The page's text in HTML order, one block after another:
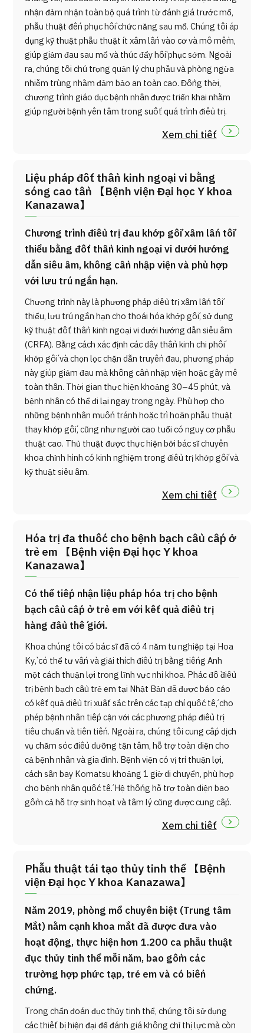
nhận đảm nhận toàn bộ quá trình từ đánh giá trước mổ,
phẫu thuật đến phục hồi chức năng sau mổ. Chúng tôi áp
dụng kỹ thuật phẫu thuật ít xâm lấn vào cơ và mô mềm,
giúp giảm đau sau mổ và thúc đẩy hồi phục sớm. Ngoài
ra, chúng tôi chú trọng quản lý chu phẫu và phòng ngừa
nhiễm trùng nhằm đảm bảo an toàn cao. Đồng thời,
chương trình giáo dục bệnh nhân được triển khai nhằm
giúp người bệnh yên tâm trong suốt quá trình điều trị.
Xem chi tiết
Liệu pháp đốt thần kinh ngoại vi bằng
sóng cao tần 【Bệnh viện Đại học Y khoa
Kanazawa】
Chương trình điều trị đau khớp gối xâm lấn tối
thiểu bằng đốt thần kinh ngoại vi dưới hướng
dẫn siêu âm, không cần nhập viện và phù hợp
với lưu trú ngắn hạn.
Chương trình này là phương pháp điều trị xâm lấn tối
thiểu, lưu trú ngắn hạn cho thoái hóa khớp gối, sử dụng
kỹ thuật đốt thần kinh ngoại vi dưới hướng dẫn siêu âm
(CRFA). Bằng cách xác định các dây thần kinh chi phối
khớp gối và chọn lọc chặn dẫn truyền đau, phương pháp
này giúp giảm đau mà không cần nhập viện hoặc gây mê
toàn thân. Thời gian thực hiện khoảng 30–45 phút, và
bệnh nhân có thể đi lại ngay trong ngày. Phù hợp cho
những bệnh nhân muốn tránh hoặc trì hoãn phẫu thuật
thay khớp gối, cũng như người cao tuổi có nguy cơ phẫu
thuật cao. Thủ thuật được thực hiện bởi bác sĩ chuyên
khoa chỉnh hình có kinh nghiệm trong điều trị khớp gối và
kỹ thuật siêu âm.
Xem chi tiết
Hóa trị đa thuốc cho bệnh bạch cầu cấp ở
trẻ em 【Bệnh viện Đại học Y khoa
Kanazawa】
Có thể tiếp nhận liệu pháp hóa trị cho bệnh
bạch cầu cấp ở trẻ em với kết quả điều trị
hàng đầu thế giới.
Khoa chúng tôi có bác sĩ đã có 4 năm tu nghiệp tại Hoa
Kỳ, có thể tư vấn và giải thích điều trị bằng tiếng Anh
một cách thuận lợi trong lĩnh vực nhi khoa. Phác đồ điều
trị bệnh bạch cầu trẻ em tại Nhật Bản đã được báo cáo
có kết quả điều trị xuất sắc trên các tạp chí quốc tế, cho
phép bệnh nhân tiếp cận với các phương pháp điều trị
tiêu chuẩn và tiên tiến. Ngoài ra, chúng tôi cung cấp dịch
vụ chăm sóc điều dưỡng tận tâm, hỗ trợ toàn diện cho
cả bệnh nhân và gia đình. Bệnh viện có vị trí thuận lợi,
cách sân bay Komatsu khoảng 1 giờ di chuyển, phù hợp
cho bệnh nhân quốc tế. Hệ thống hỗ trợ toàn diện bao
gồm cả hỗ trợ sinh hoạt và tâm lý cũng được cung cấp.
Xem chi tiết
Phẫu thuật tái tạo thủy tinh thể 【Bệnh
viện Đại học Y khoa Kanazawa】
Năm 2019, phòng mổ chuyên biệt (Trung tâm
Mắt) nằm cạnh khoa mắt đã được đưa vào
hoạt động, thực hiện hơn 1.200 ca phẫu thuật
đục thủy tinh thể mỗi năm, bao gồm các
trường hợp phức tạp, trẻ em và có biến
chứng.
Trong chẩn đoán đục thủy tinh thể, chúng tôi sử dụng
các thiết bị hiện đại để đánh giá không chỉ thị lực mà còn